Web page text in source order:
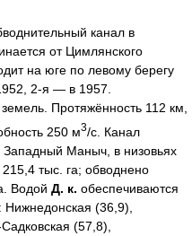
канал в
от Цимлянского
на юге по левому берегу
2-я — в 1957.
Протяжённость 112 км,
250 м3/с. Канал
Маныч, в низовьях
тыс. га; обводнено
Водой Д. к. обеспечиваются
(36,9),
(57,8),